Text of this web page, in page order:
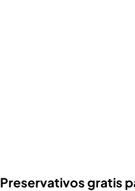
Preservativos gratis